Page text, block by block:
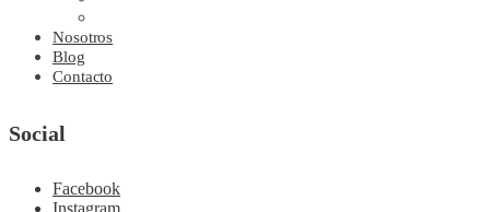
Nosotros
Blog
Contacto
Social
Facebook